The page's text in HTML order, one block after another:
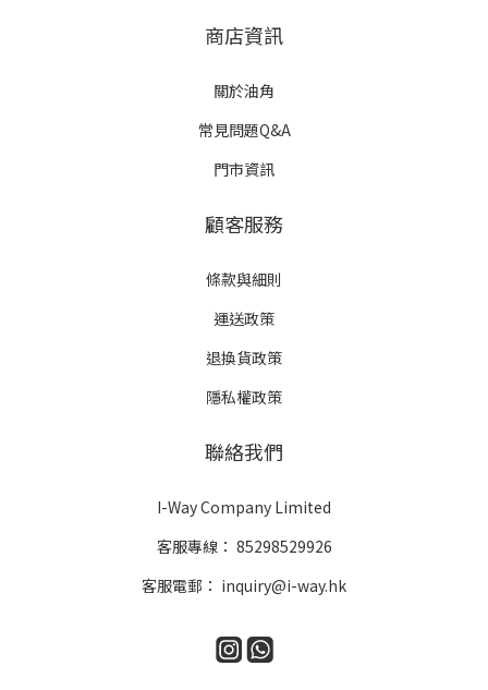
商店資訊
關於油角
常見問題Q&A
門市資訊
顧客服務
條款與細則
運送政策
退換貨政策
隱私權政策
聯絡我們
I-Way Company Limited
客服專線： 85298529926
客服電郵： inquiry@i-way.hk